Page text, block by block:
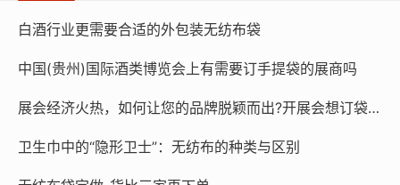
白酒行业更需要合适的外包装无纺布袋
中国(贵州)国际酒类博览会上有需要订手提袋的展商吗
展会经济火热，如何让您的品牌脱颖而出?开展会想订袋子？找15225080030
卫生巾中的“隐形卫士”：无纺布的种类与区别